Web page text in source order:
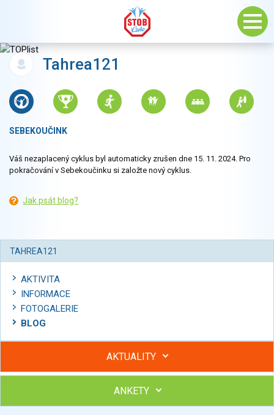
Tahrea121
SEBEKOUČINK
Váš nezaplacený cyklus byl automaticky zrušen dne 15. 11. 2024. Pro
pokračování v Sebekoučinku si založte nový cyklus.
Jak psát blog?
TAHREA121
AKTIVITA
INFORMACE
FOTOGALERIE
BLOG
AKTUALITY
Hubněte s podporou lektorky a skupiny v kurzech STOBu
Chcete poradit s hubnutím? Najděte si odborníka STOBu ve
ANKETY